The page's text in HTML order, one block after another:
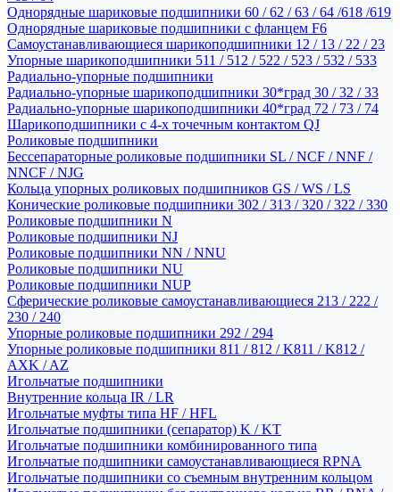
Однорядные шариковые подшипники 60 / 62 / 63 / 64 /618 /619
Однорядные шариковые подшипники с фланцем F6
Самоустанавливающиеся шарикоподшипники 12 / 13 / 22 / 23
Упорные шарикоподшипники 511 / 512 / 522 / 523 / 532 / 533
Радиально-упорные подшипники
Радиально-упорные шарикоподшипники 30*град 30 / 32 / 33
Радиально-упорные шарикоподшипники 40*град 72 / 73 / 74
Шарикоподшипники с 4-х точечным контактом QJ
Роликовые подшипники
Бессепараторные роликовые подшипники SL / NCF / NNF /
NNCF / NJG
Кольца упорных роликовых подшипников GS / WS / LS
Конические роликовые подшипники 302 / 313 / 320 / 322 / 330
Роликовые подшипники N
Роликовые подшипники NJ
Роликовые подшипники NN / NNU
Роликовые подшипники NU
Роликовые подшипники NUP
Сферические роликовые самоустанавливающиеся 213 / 222 /
230 / 240
Упорные роликовые подшипники 292 / 294
Упорные роликовые подшипники 811 / 812 / K811 / K812 /
AXK / AZ
Игольчатые подшипники
Внутренние кольца IR / LR
Игольчатые муфты типа HF / HFL
Игольчатые подшипники (сепаратор) K / KT
Игольчатые подшипники комбинированного типа
Игольчатые подшипники самоустанавливающиеся RPNA
Игольчатые подшипники со съемным внутренним кольцом